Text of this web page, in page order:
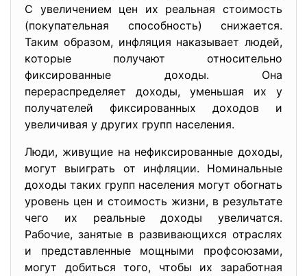
С увеличением цен их реальная стоимость
(покупательная способность) снижается.
Таким образом, инфляция наказывает людей,
которые получают относительно
фиксированные доходы. Она
перераспределяет доходы, уменьшая их у
получателей фиксированных доходов и
увеличивая у других групп населения.
Люди, живущие на нефиксированные доходы,
могут выиграть от инфляции. Номинальные
доходы таких групп населения могут обогнать
уровень цен и стоимость жизни, в результате
чего их реальные доходы увеличатся.
Рабочие, занятые в развивающихся отраслях
и представленные мощными профсоюзами,
могут добиться того, чтобы их заработная